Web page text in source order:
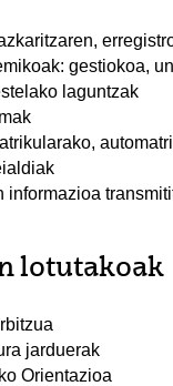
gestiokoa,
laguntzak
informazioa
lotutakoak
jarduerak
Orientazioa